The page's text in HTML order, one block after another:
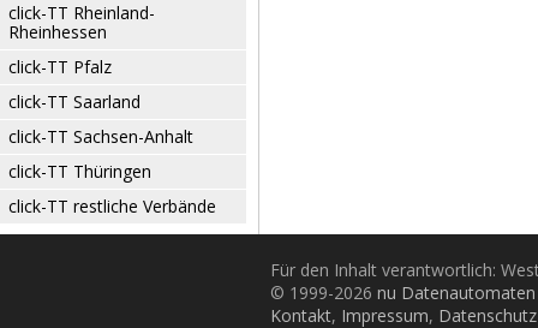
click-TT Rheinland-
Rheinhessen
click-TT Pfalz
click-TT Saarland
click-TT Sachsen-Anhalt
click-TT Thüringen
click-TT restliche Verbände
Für den Inhalt verantwortlich:
© 1999-2026 nu
Kontakt, Impressum, Datenschutz